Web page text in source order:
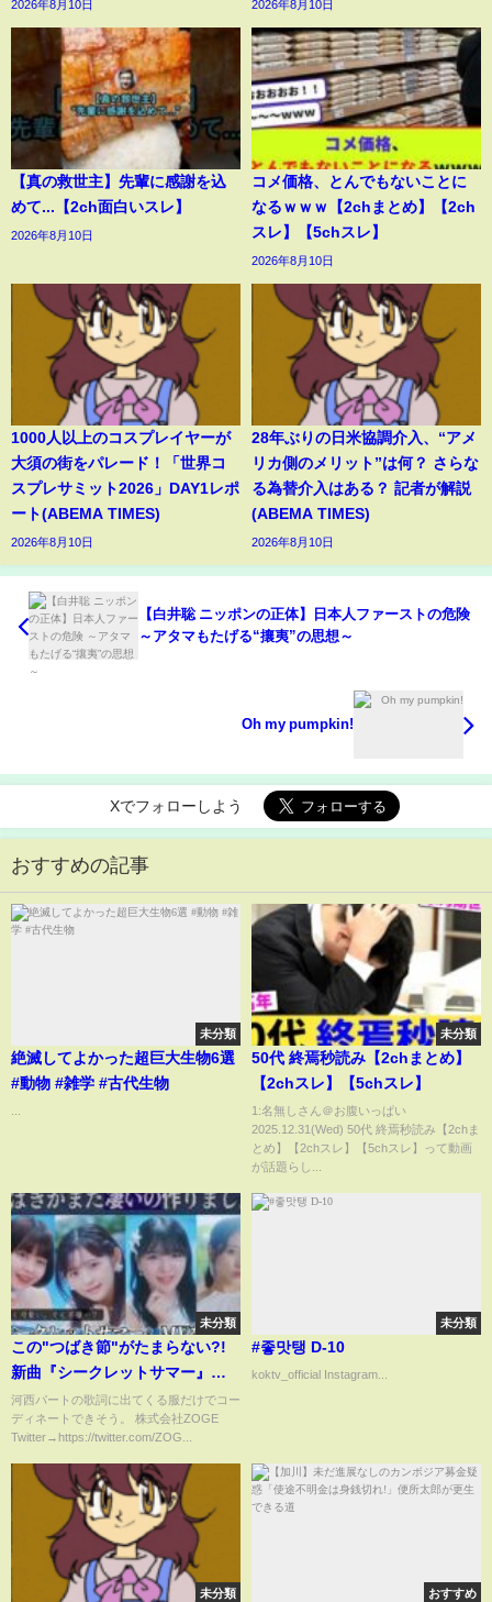
2026年8月10日 2026年8月10日
【真の救世主】先輩に感謝を込
めて...【2ch面白いスレ】
2026年8月10日
コメ価格、とんでもないことに
なるｗｗｗ【2chまとめ】【2ch
スレ】【5chスレ】
2026年8月10日
1000人以上のコスプレイヤーが
大須の街をパレード！「世界コ
スプレサミット2026」DAY1レポ
ート(ABEMA TIMES)
2026年8月10日
28年ぶりの日米協調介入、“アメ
リカ側のメリット”は何？ さらな
る為替介入はある？ 記者が解説
(ABEMA TIMES)
2026年8月10日
【白井聡 ニッポンの正体】日本人ファーストの危険
～アタマもたげる“攘夷”の思想～
Oh my pumpkin!
Xでフォローしよう
おすすめの記事
未分類
絶滅してよかった超巨大生物6選
#動物 #雑学 #古代生物
未分類
50代 終焉秒読み【2chまとめ】
【2chスレ】【5chスレ】
1:名無しさん＠お腹いっぱい
2025.12.31(Wed) 50代 終焉秒読み【2chま
とめ】【2chスレ】【5chスレ】って動画
が話題らし...
未分類
この"つばき節"がたまらない?!
新曲『シークレットサマー』の
不穏な内容と、谷本率いるメン
バーのビジュアルについて語
る。 【夏】
河西パートの歌詞に出てくる服だけでコー
ディネートできそう。 株式会社ZOGE
Twitter→https://twitter.com/ZOG...
未分類
#좋맛탱 D-10
koktv_official Instagram...
未分類 おすすめ